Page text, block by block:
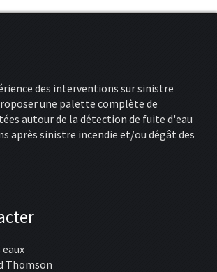
des interventions sur sinistre
une palette complète de
autour de la détection de fuite d'eau
après sinistre incendie et/ou dégât des
eaux
Thomson